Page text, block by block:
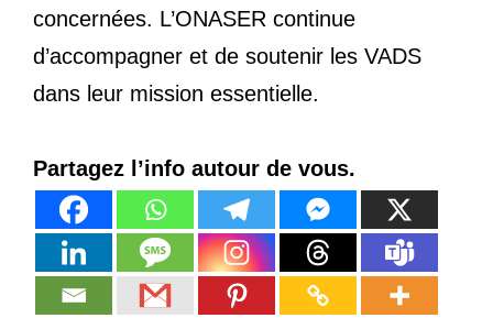
concernées. L’ONASER continue
d’accompagner et de soutenir les VADS
dans leur mission essentielle.
Partagez l’info autour de vous.